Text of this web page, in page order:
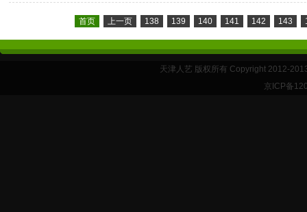
首页 上一页 138 139 140 141 142 143
天津人艺 版权所有 Copyright 2012-
京ICP备